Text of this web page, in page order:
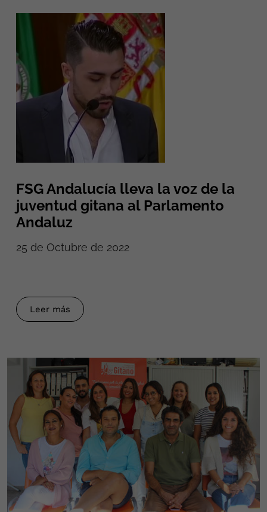
FSG Andalucía lleva la voz de la
juventud gitana al Parlamento
Andaluz
25 de Octubre de 2022
Leer más